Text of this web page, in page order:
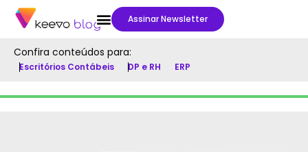
Assinar Newsletter
Confira conteúdos para:
Escritórios Contábeis DP e RH ERP